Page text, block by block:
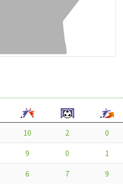
10 2 0
9 0 1
6 7 9